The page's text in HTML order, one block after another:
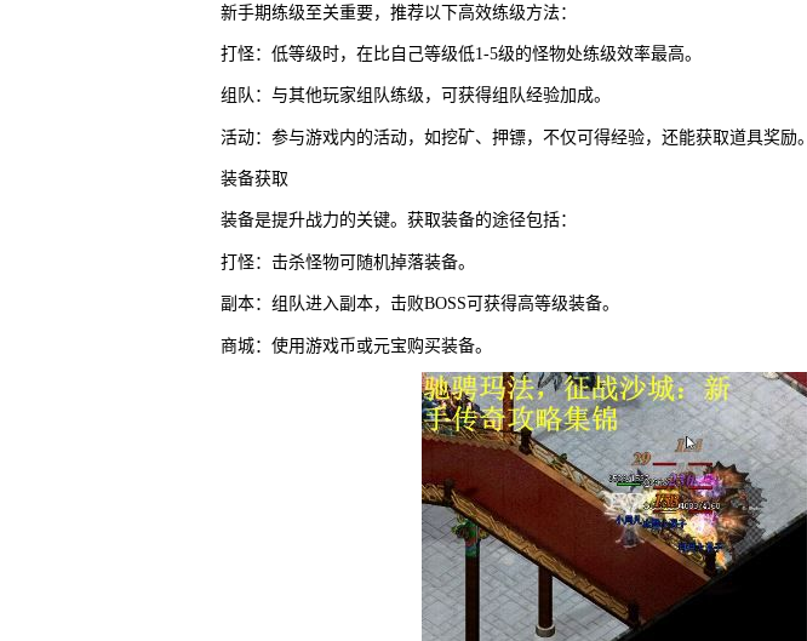
新手期练级至关重要，推荐以下高效练级方法：
打怪：低等级时，在比自己等级低1-5级的怪物处练级效率最高。
组队：与其他玩家组队练级，可获得组队经验加成。
活动：参与游戏内的活动，如挖矿、押镖，不仅可得经验，还能获取道具奖励。
装备获取
装备是提升战力的关键。获取装备的途径包括：
打怪：击杀怪物可随机掉落装备。
副本：组队进入副本，击败BOSS可获得高等级装备。
商城：使用游戏币或元宝购买装备。